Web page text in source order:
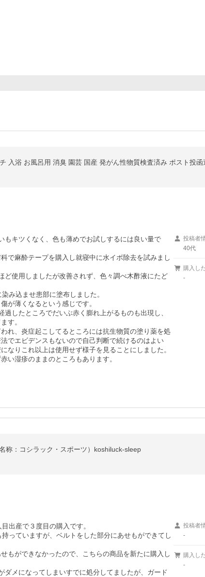
入浴 お風呂用 消臭 園芸 国産 発がん性物質検査済み ポスト投函
もキツくなく、色も薄めでお試しするには良い量で
で麻酔テープを購入し就寝中に水イボ除去を試みまし
使用しましたが改善されず、色々調べ木酢液にたど
み込ませ患部に塗布しました。
が薄くなるという感じです。
したところでだいぶ赤く膨れ上がるものも出現し、
す。
れ、炎症起こしてるところには抗生物質の塗り薬を処
でエビデンスもないので自己判断で続けるのはよい
なりこれ以上は使用せず様子を見ることにしました。
い湿疹のままのところもあります。
投稿者
40代
購入し
-
称：コシラック・スポーツ）koshiluck-sleep
出産で３度目の購入です。
っていますが、ベルトをした部分にあせもができてし
もができなかったので、こちらの商品を新たに購入し
メになってしまいすでに処分してましたが、ガード
投稿者
-
購入し
-